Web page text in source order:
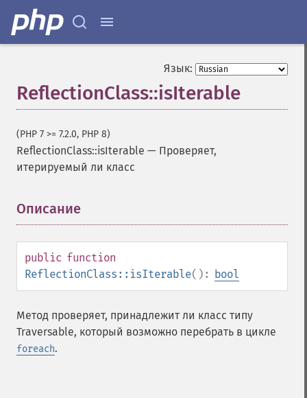
Язык:
ReflectionClass::isIterable
(PHP 7 >= 7.2.0, PHP 8)
ReflectionClass::isIterable — Проверяет,
итерируемый ли класс
Описание
public function
ReflectionClass::isIterable(): bool
Метод проверяет, принадлежит ли класс типу
Traversable, который возможно перебрать в цикле
foreach.